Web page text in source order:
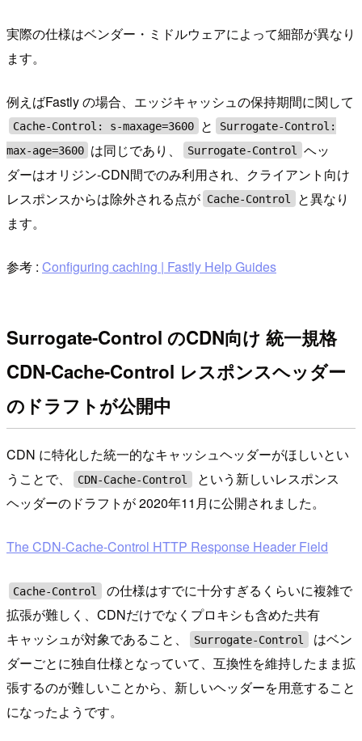
実際の仕様はベンダー・ミドルウェアによって細部が異なり
ます。
例えばFastly の場合、エッジキャッシュの保持期間に関して
Cache-Control: s-maxage=3600 と
Surrogate-Control:
max-age=3600 は同じであり、 Surrogate-Control
ヘッ
ダーはオリジン-CDN間でのみ利用され、クライアント向け
レスポンスからは除外される点が Cache-Control
と異なり
ます。
参考 : Configuring caching | Fastly Help Guides
Surrogate-Control のCDN向け 統一規格
CDN-Cache-Control レスポンスヘッダー
のドラフトが公開中
CDN に特化した統一的なキャッシュヘッダーがほしいとい
うことで、
CDN-Cache-Control
という新しいレスポンス
ヘッダーのドラフトが 2020年11月に公開されました。
The CDN-Cache-Control HTTP Response Header Field
Cache-Control
の仕様はすでに十分すぎるくらいに複雑で
拡張が難しく、CDNだけでなくプロキシも含めた共有
キャッシュが対象であること、
Surrogate-Control
はベン
ダーごとに独自仕様となっていて、互換性を維持したまま拡
張するのが難しいことから、新しいヘッダーを用意すること
になったようです。